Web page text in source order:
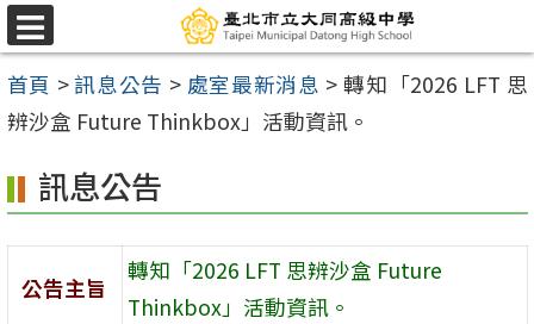
跳
至
主
要
容
區
選
單
首頁 >訊息公告 > 處室最新消息 >轉知「2026 LFT 思
辨沙盒 Future Thinkbox」活動資訊。
訊息公告
公告主旨
轉知「2026 LFT 思辨沙盒 Future
Thinkbox」活動資訊。